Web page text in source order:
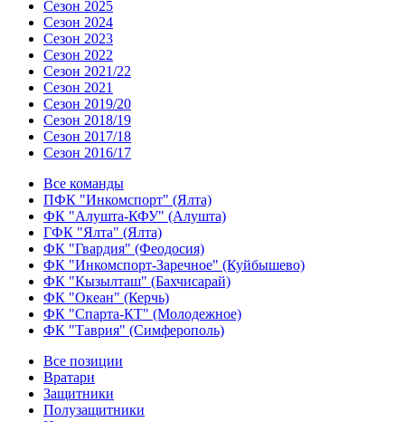
Сезон 2025
Сезон 2024
Сезон 2023
Сезон 2022
Сезон 2021/22
Сезон 2021
Сезон 2019/20
Сезон 2018/19
Сезон 2017/18
Сезон 2016/17
Все команды
ПФК "Инкомспорт" (Ялта)
ФК "Алушта-КФУ" (Алушта)
ГФК "Ялта" (Ялта)
ФК "Гвардия" (Феодосия)
ФК "Инкомспорт-Заречное" (Куйбышево)
ФК "Кызылташ" (Бахчисарай)
ФК "Океан" (Керчь)
ФК "Спарта-КТ" (Молодежное)
ФК "Таврия" (Симферополь)
Все позиции
Вратари
Защитники
Полузащитники